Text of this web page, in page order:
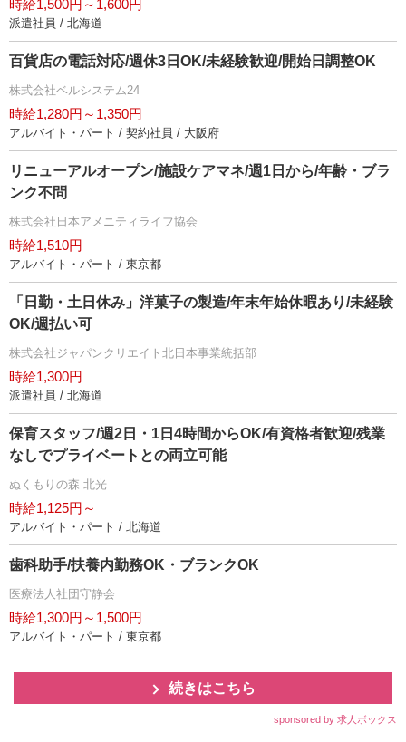
時給1,500円～1,600円
派遣社員 / 北海道
百貨店の電話対応/週休3日OK/未経験歓迎/開始日調整OK
株式会社ベルシステム24
時給1,280円～1,350円
アルバイト・パート / 契約社員 / 大阪府
リニューアルオープン/施設ケアマネ/週1日から/年齢・ブラ
ンク不問
株式会社日本アメニティライフ協会
時給1,510円
アルバイト・パート / 東京都
「日勤・土日休み」洋菓子の製造/年末年始休暇あり/未経験
OK/週払い可
株式会社ジャパンクリエイト北日本事業統括部
時給1,300円
派遣社員 / 北海道
保育スタッフ/週2日・1日4時間からOK/有資格者歓迎/残業
なしでプライベートとの両立可能
ぬくもりの森 北光
時給1,125円～
アルバイト・パート / 北海道
歯科助手/扶養内勤務OK・ブランクOK
医療法人社団守静会
時給1,300円～1,500円
アルバイト・パート / 東京都
続きはこちら
sponsored by 求人ボックス